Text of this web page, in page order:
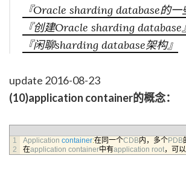
『Oracle sharding database的一
『创建Oracle sharding database
『闲聊sharding database架构』
update 2016-08-23
(10)application container的概念：
1
2
Application container:在同一个CDB内，多个PDB
在application container中有application root，可